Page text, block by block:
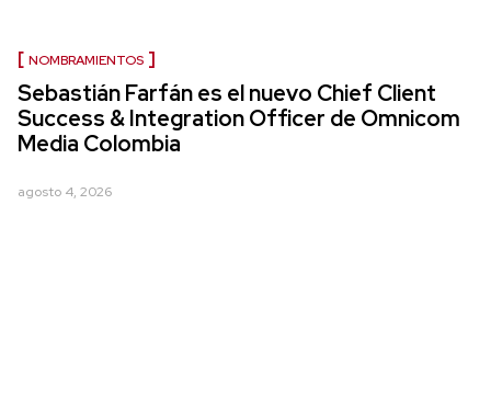
NOMBRAMIENTOS
Sebastián Farfán es el nuevo Chief Client
Success & Integration Officer de Omnicom
Media Colombia
agosto 4, 2026